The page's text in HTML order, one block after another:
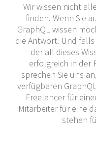
Wir wissen nicht
finden. Wenn Sie
GraphQL wissen
die Antwort. Und
der all dieses
erfolgreich in der
sprechen Sie uns
verfügbaren
Freelancer für
Mitarbeiter für eine
stehen